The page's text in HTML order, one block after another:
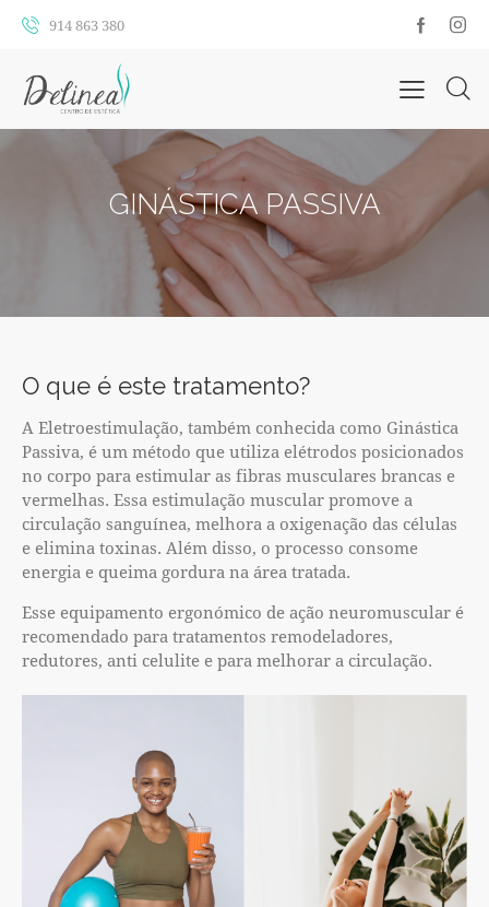
914 863 380
GINÁSTICA PASSIVA
O que é este tratamento?
A Eletroestimulação, também conhecida como Ginástica
Passiva, é um método que utiliza elétrodos posicionados
no corpo para estimular as fibras musculares brancas e
vermelhas. Essa estimulação muscular promove a
circulação sanguínea, melhora a oxigenação das células
e elimina toxinas. Além disso, o processo consome
energia e queima gordura na área tratada.
Esse equipamento ergonómico de ação neuromuscular é
recomendado para tratamentos remodeladores,
redutores, anti celulite e para melhorar a circulação.